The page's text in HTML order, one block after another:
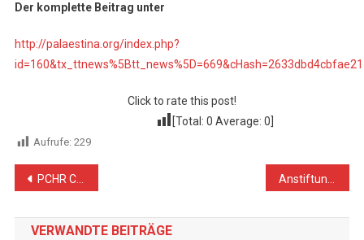
Der komplette Beitrag unter
http://palaestina.org/index.php?
Click to rate this post!
[Total: 0 Average: 0
Aufrufe: 229
Beitragsnavigation
PCHR Concerned over Life of Palestinian Prisoners on Hunger Strike in Israeli Jails Anstiftung. Ein Teil der offiziellen israelischen Politik?
VERWANDTE BEITRÄGE